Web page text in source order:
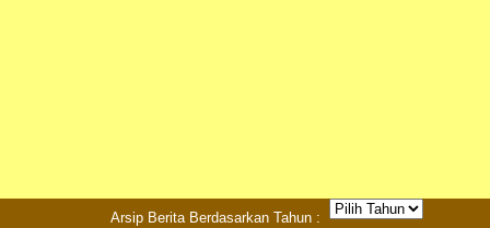
Arsip Berita Berdasarkan Tahun :